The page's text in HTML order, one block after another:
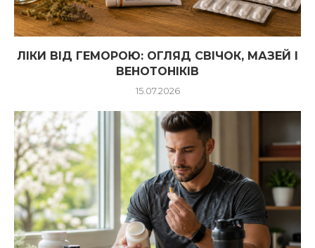
ЛІКИ ВІД ГЕМОРОЮ: ОГЛЯД СВІЧОК, МАЗЕЙ І
ВЕНОТОНІКІВ
15.07.2026